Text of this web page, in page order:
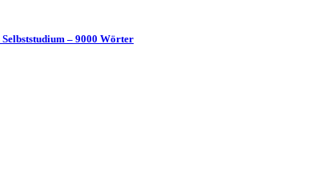
– 9000 Wörter